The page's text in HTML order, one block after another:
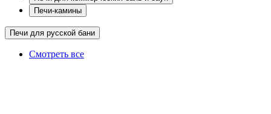
Печи-камины
Печи для русской бани
Смотреть все